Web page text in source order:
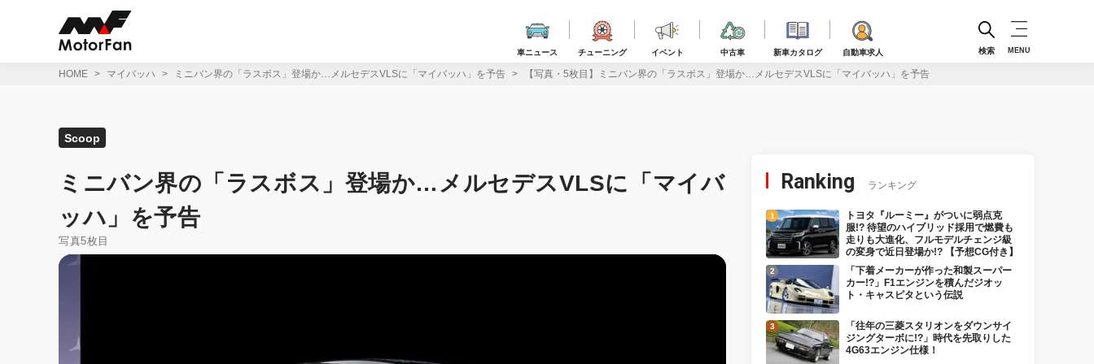
車ニュース チューニング イベント 中古車 新車カタログ 自動車求人 検索 MENU
HOME マイバッハ ミニバン界の「ラスボス」登場か…メルセデスVLSに「マイバッハ」を予告 【写真・5枚目】ミニバン界の「ラスボス」登場か…メルセデスVLSに「マイバッハ」を予告
Scoop
ミニバン界の「ラスボス」登場か…メルセデスVLSに「マイバ
ッハ」を予告
写真5枚目
Ranking ランキング
トヨタ『ルーミー』がついに弱点克
服!? 待望のハイブリッド採用で燃費も
走りも大進化、フルモデルチェンジ級
の変身で近日登場か!? 【予想CG付き】
「下着メーカーが作った和製スーパー
カー!?」F1エンジンを積んだジオッ
ト・キャスピタという伝説
「往年の三菱スタリオンをダウンサイ
ジングターボに!?」時代を先取りした
4G63エンジン仕様！